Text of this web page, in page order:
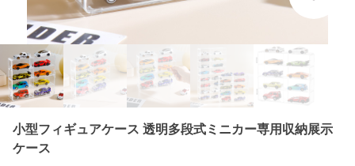
小型フィギュアケース 透明多段式ミニカー専用収納展示
ケース